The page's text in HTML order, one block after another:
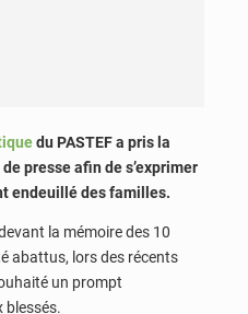
du PASTEF a pris la
presse afin de s’exprimer
endeuillé des familles.
la mémoire des 10
abattus, lors des récents
un prompt
blessés.